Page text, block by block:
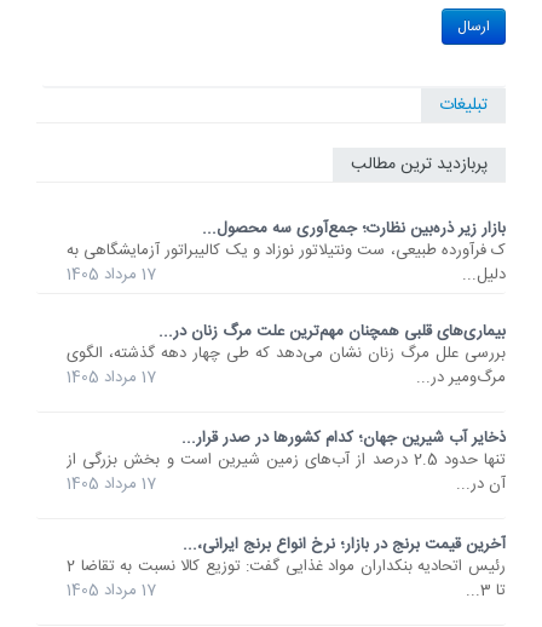
تبلیغات
پربازدید ترین مطالب
بازار زیر ذره‌بین نظارت؛ جمع‌آوری سه محصول...
ک فرآورده طبیعی، ست ونتیلاتور نوزاد و یک کالیبراتور آزمایشگاهی به
دلیل...
17 مرداد 1405
بیماری‌های قلبی همچنان مهم‌ترین علت مرگ زنان در...
بررسی علل مرگ زنان نشان می‌دهد که طی چهار دهه گذشته، الگوی
مرگ‌ومیر در...
17 مرداد 1405
ذخایر آب شیرین جهان؛ کدام کشورها در صدر قرار...
تنها حدود 2.5 درصد از آب‌های زمین شیرین است و بخش بزرگی از
آن در...
17 مرداد 1405
آخرین قیمت برنج در بازار؛ نرخ انواع برنج ایرانی،...
رئیس اتحادیه بنکداران مواد غذایی گفت: توزیع کالا نسبت به تقاضا 2
تا 3...
17 مرداد 1405